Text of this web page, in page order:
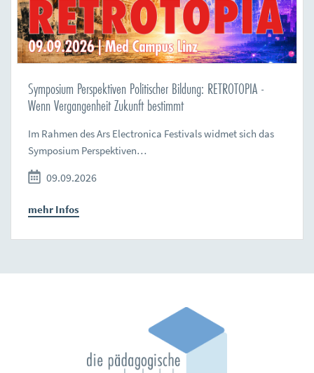
Symposium Perspektiven Politischer Bildung: RETROTOPIA -
Wenn Vergangenheit Zukunft bestimmt
Im Rahmen des Ars Electronica Festivals widmet sich das
Symposium Perspektiven…
09.09.2026
mehr Infos